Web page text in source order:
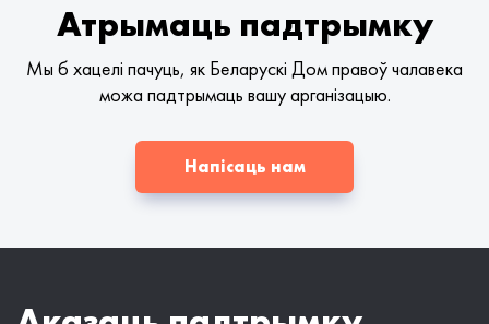
Атрымаць падтрымку
Мы б хацелі пачуць, як Беларускі Дом правоў чалавека
можа падтрымаць вашу арганізацыю.
Напісаць нам